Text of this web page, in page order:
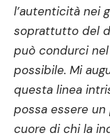
l’autenticità nei
soprattutto del
può condurci
possibile. Mi
questa linea
possa essere
cuore di chi la